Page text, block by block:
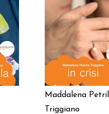
LEGGI TUTTO
Maddalena
Triggiano